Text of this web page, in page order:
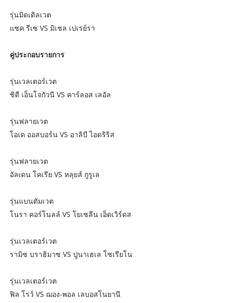
รุ่นมิดเดิลเวต
แซค รีเซ VS มิเชล เปเรย์รา
คู่ประกอบรายการ
รุ่นเวลเตอร์เวต
ชิดี เอ็นโจกัวนี VS คาร์ลอส เลอัล
รุ่นฟลายเวต
โอเด ออสบอร์น VS อาลิบี ไอดริริส
รุ่นฟลายเวต
อัลเดน โคเรีย VS หลุยส์ กูรูเล
รุ่นแบนตัมเวต
โนรา คอร์โนลล์ VS โยเซลีน เอ็ดเวิร์ดส
รุ่นเวลเตอร์เวต
รามิซ บราฮิมาซ VS ปูนาเฮเล โซเรียโน
รุ่นเวลเตอร์เวต
ฟิล โรว์ VS ฌอง-พอล เลบอสโนยานี